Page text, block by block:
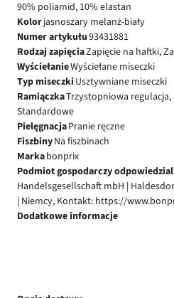
90% poliamid, 10% elastan
Kolorjasnoszary melanż-biały
Numer artykułu93431881
Rodzaj zapięciaZapięcie na haftki,
WyściełanieWyściełane miseczki
Typ miseczki Usztywniane miseczki
RamiączkaTrzystopniowa
Standardowe
PielęgnacjaPranie ręczne
FiszbinyNa fiszbinach
Markabonprix
Podmiot gospodarczy
Handelsgesellschaft mbH |
| Niemcy, Kontakt: https://
Dodatkowe informacje